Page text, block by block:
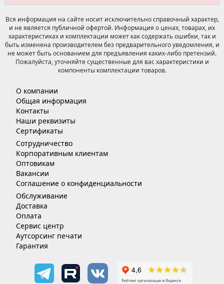
Вся информация на сайте носит исключительно справочный характер,
и не является публичной офертой. Информация о ценах, товарах, их
характеристиках и комплектации может как содержать ошибки, так и
быть изменена производителем без предварительного уведомления, и
не может быть основанием для предъявления каких-либо претензий.
Пожалуйста, уточняйте существенные для вас характеристики и
компоненты комплектации товаров.
О компании
Общая информация
Контакты
Наши реквизиты
Сертификаты
Сотрудничество
Корпоративным клиентам
Оптовикам
Вакансии
Соглашение о конфиденциальности
Обслуживание
Доставка
Оплата
Сервис центр
Аутсорсинг печати
Гарантия